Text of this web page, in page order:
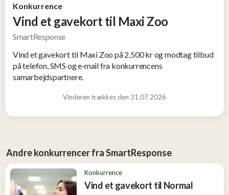
Konkurrence
Vind et gavekort til Maxi Zoo
SmartResponse
Vind et gavekort til Maxi Zoo på 2.500 kr og modtag tilbud
på telefon, SMS og e‑mail fra konkurrencens
samarbejdspartnere.
Vinderen trækkes den 31.07.2026
Andre konkurrencer fra SmartResponse
Konkurrence
Vind et gavekort til Normal
Tøj
2
Nye